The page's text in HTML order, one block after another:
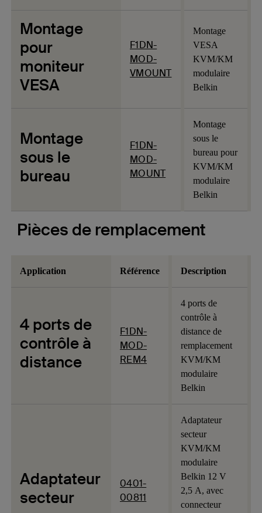
Montage
pour
moniteur
VESA
F1DN-
MOD-
VMOUNT
Montage
VESA
KVM/KM
modulaire
Belkin
Montage
sous le
bureau
F1DN-
MOD-
MOUNT
Montage
sous le
bureau pour
KVM/KM
modulaire
Belkin
Pièces de remplacement
Application Référence Description
4 ports de
contrôle à
distance
F1DN-
MOD-
REM4
4 ports de
contrôle à
distance de
remplacement
KVM/KM
modulaire
Belkin
Adaptateur
secteur
0401-
00811
Adaptateur
secteur
KVM/KM
modulaire
Belkin 12 V
2,5 A, avec
connecteur